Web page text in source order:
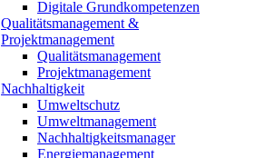
Digitale Grundkompetenzen
Qualitätsmanagement &
Projektmanagement
Qualitätsmanagement
Projektmanagement
Nachhaltigkeit
Umweltschutz
Umweltmanagement
Nachhaltigkeitsmanager
Energiemanagement